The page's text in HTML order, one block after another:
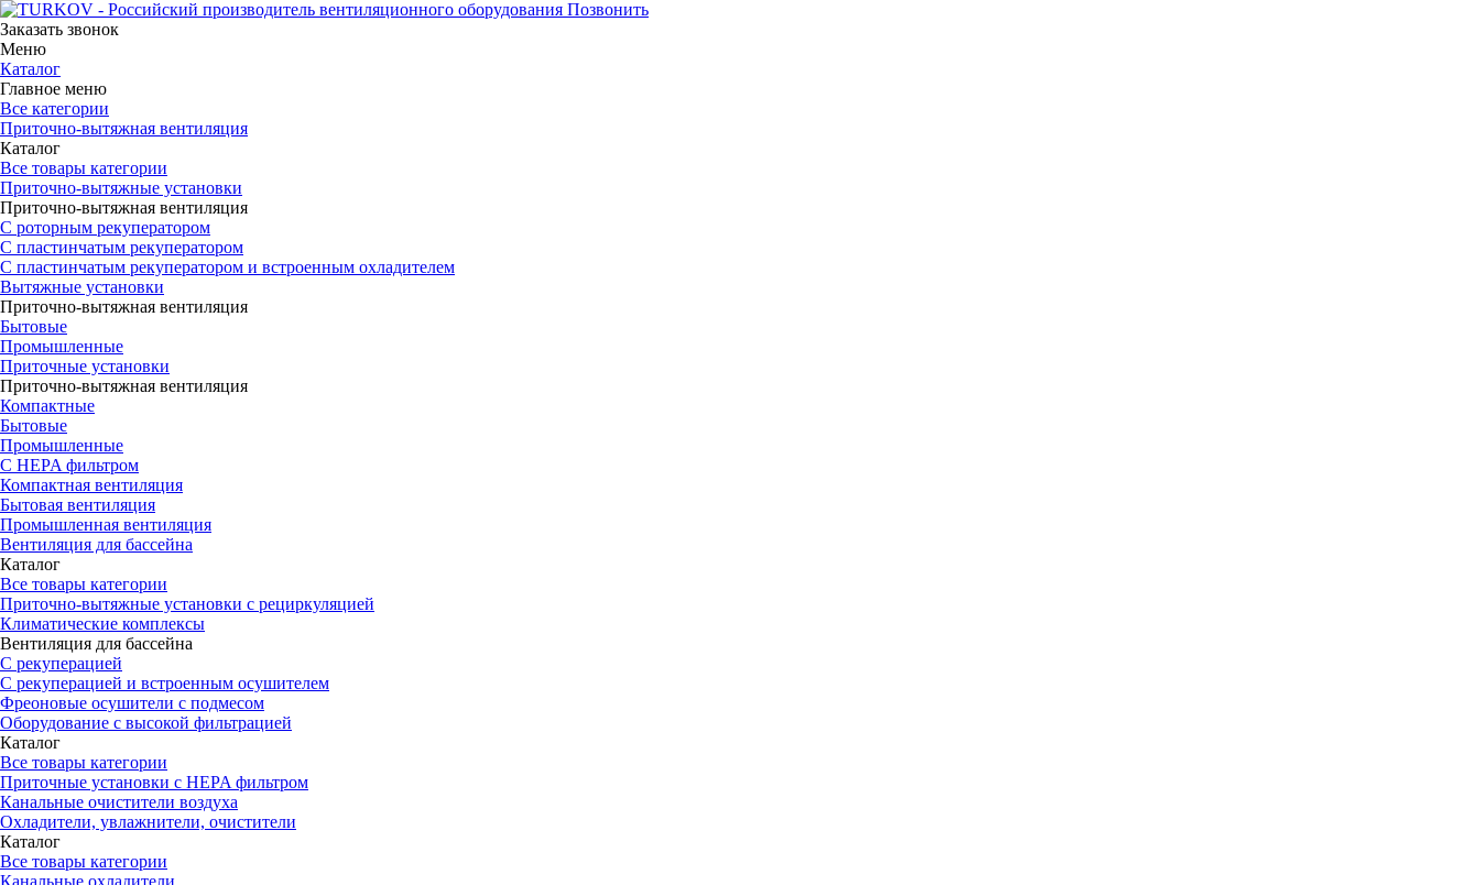
Позвонить
Заказать звонок
Меню
Каталог
Главное меню
Все категории
Приточно-вытяжная вентиляция
Каталог
Все товары категории
Приточно-вытяжные установки
Приточно-вытяжная вентиляция
С роторным рекуператором
С пластинчатым рекуператором
С пластинчатым рекуператором и встроенным охладителем
Вытяжные установки
Приточно-вытяжная вентиляция
Бытовые
Промышленные
Приточные установки
Приточно-вытяжная вентиляция
Компактные
Бытовые
Промышленные
С HEPA фильтром
Компактная вентиляция
Бытовая вентиляция
Промышленная вентиляция
Вентиляция для бассейна
Каталог
Все товары категории
Приточно-вытяжные установки с рециркуляцией
Климатические комплексы
Вентиляция для бассейна
С рекуперацией
С рекуперацией и встроенным осушителем
Фреоновые осушители с подмесом
Оборудование с высокой фильтрацией
Каталог
Все товары категории
Приточные установки c HEPA фильтром
Канальные очистители воздуха
Охладители, увлажнители, очистители
Каталог
Все товары категории
Канальные охладители